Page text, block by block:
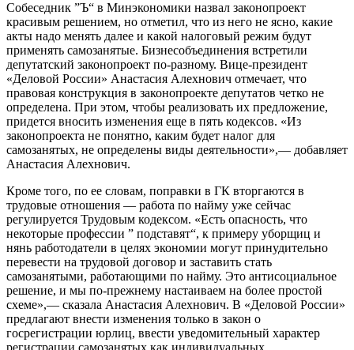
Собеседник ”Ъ“ в Минэкономики назвал законопроект
красивым решением, но отметил, что из него не ясно, какие
акты надо менять далее и какой налоговый режим будут
применять самозанятые. Бизнесобъединения встретили
депутатский законопроект по-разному. Вице-президент
«Деловой России» Анастасия Алехнович отмечает, что
правовая конструкция в законопроекте депутатов четко не
определена. При этом, чтобы реализовать их предложение,
придется вносить изменения еще в пять кодексов. «Из
законопроекта не понятно, каким будет налог для
самозанятых, не определены виды деятельности»,— добавляет
Анастасия Алехнович.
Кроме того, по ее словам, поправки в ГК вторгаются в
трудовые отношения — работа по найму уже сейчас
регулируется Трудовым кодексом. «Есть опасность, что
некоторые профессии ” подставят“, к примеру уборщиц и
нянь работодатели в целях экономии могут принудительно
перевести на трудовой договор и заставить стать
самозанятыми, работающими по найму. Это антисоциальное
решение, и мы по-прежнему настаиваем на более простой
схеме»,— сказала Анастасия Алехнович. В «Деловой России»
предлагают внести изменения только в закон о
госрегистрации юрлиц, ввести уведомительный характер
регистрации самозанятых как индивидуальных